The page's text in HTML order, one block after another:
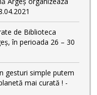
de Biblioteca
în perioada 26 – 30
gesturi simple putem
mai curată ! -